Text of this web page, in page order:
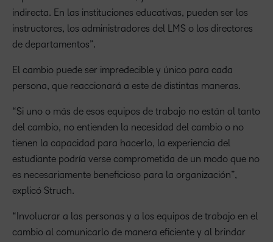
indirecta. En las instituciones educativas, pueden ser los
instructores, los administradores del LMS o los directores
de departamentos”.
El cambio puede ser impredecible y único para cada
persona, que reaccionará a este de distintas maneras.
“Si uno o más de esos equipos de trabajo no están al tanto
del cambio, no entienden la necesidad del cambio o no
tienen la capacidad para hacerlo, la experiencia del
estudiante podría verse comprometida de un modo que no
es necesariamente beneficioso para la organización”,
explicó Struch.
“Involucrar a las personas y a los equipos de trabajo en el
cambio al comunicarlo de manera eficiente y al brindar